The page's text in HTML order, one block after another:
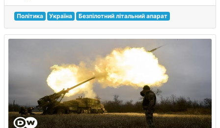
Політика Україна Безпілотний літальний апарат